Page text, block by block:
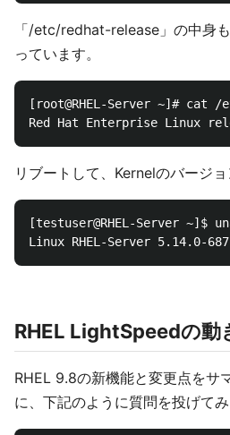
「/etc/redhat-release」の中身
っています。
[root@RHEL-Server ~]# cat
リブートして、Kernelのバージョ
[testuser@RHEL-Server ~]$
RHEL LightSpeedの動
RHEL 9.8の新機能と変更点をサ
に、下記のように質問を投げてみ